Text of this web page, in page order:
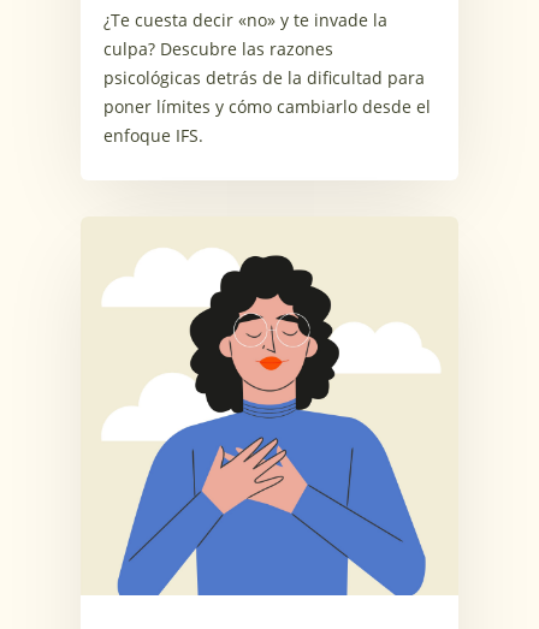
¿Te cuesta decir «no» y te invade la
culpa? Descubre las razones
psicológicas detrás de la dificultad para
poner límites y cómo cambiarlo desde el
enfoque IFS.